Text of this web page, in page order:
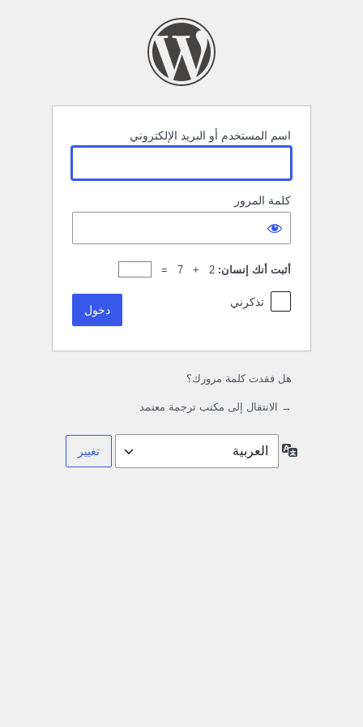
اسم المستخدم أو البريد الإلكتروني
كلمة المرور
أثبت أنك إنسان: 2 + 7 =
تذكرني
هل فقدت كلمة مرورك؟
→ الانتقال إلى مكتب ترجمة معتمد
اللغة